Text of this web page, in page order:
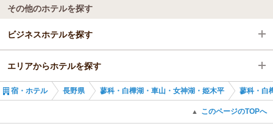
その他のホテルを探す
ビジネスホテルを探す
長野県
蓼科・白樺湖・車山・女神湖・姫木平
エリアからホテルを探す
長野県
宿・ホテル 長野県 蓼科・白樺湖・車山・女神湖・姫木平 蓼科・白
▲ このページのTOPへ